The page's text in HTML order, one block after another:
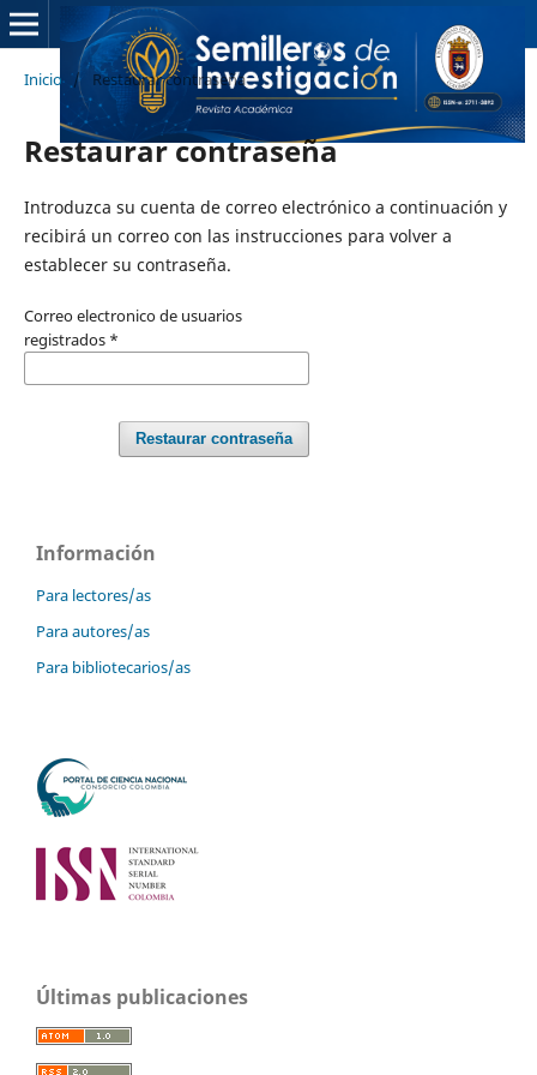
Inicio / Restaurar contraseña
Restaurar contraseña
Introduzca su cuenta de correo electrónico a continuación y
recibirá un correo con las instrucciones para volver a
establecer su contraseña.
Correo electronico de usuarios
registrados *
Restaurar contraseña
Información
Para lectores/as
Para autores/as
Para bibliotecarios/as
Últimas publicaciones